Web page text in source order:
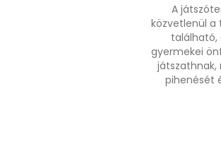
A
közvetlenül a
található,
gyermekei
játszathnak,
pihenését